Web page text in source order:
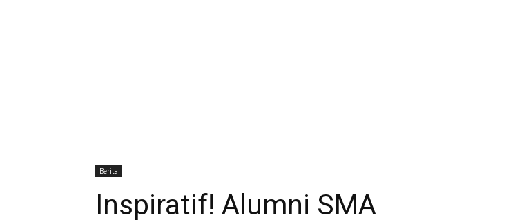
Berita
Inspiratif! Alumni SMA